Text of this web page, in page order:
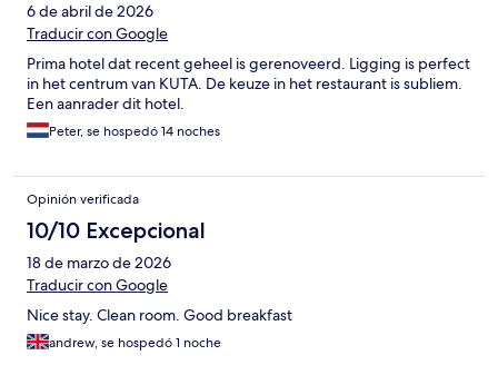
6 de abril de 2026
Traducir con Google
Prima hotel dat recent geheel is gerenoveerd. Ligging is perfect
in het centrum van KUTA. De keuze in het restaurant is subliem.
Een aanrader dit hotel.
Peter, se hospedó 14 noches
Opinión verificada
10/10 Excepcional
18 de marzo de 2026
Traducir con Google
Nice stay. Clean room. Good breakfast
andrew, se hospedó 1 noche